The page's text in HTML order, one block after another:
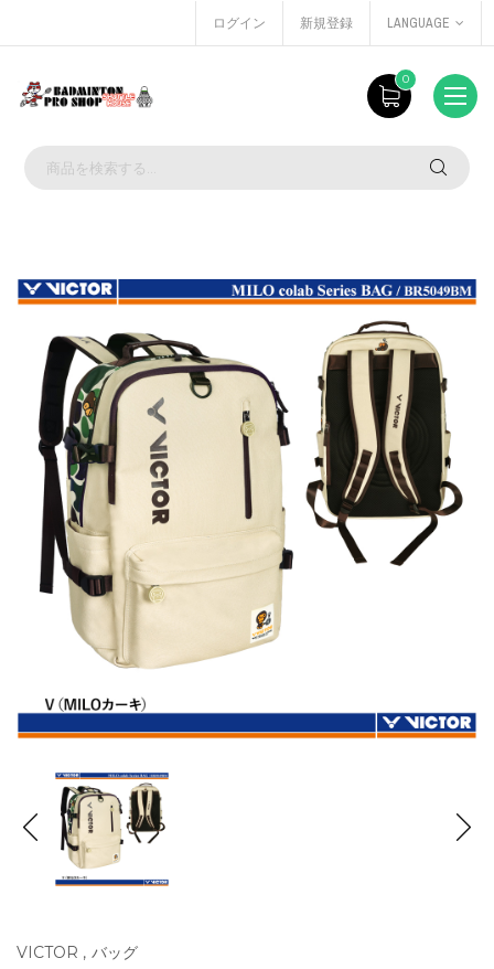
ログイン 新規登録 LANGUAGE
0
VICTOR , バッグ